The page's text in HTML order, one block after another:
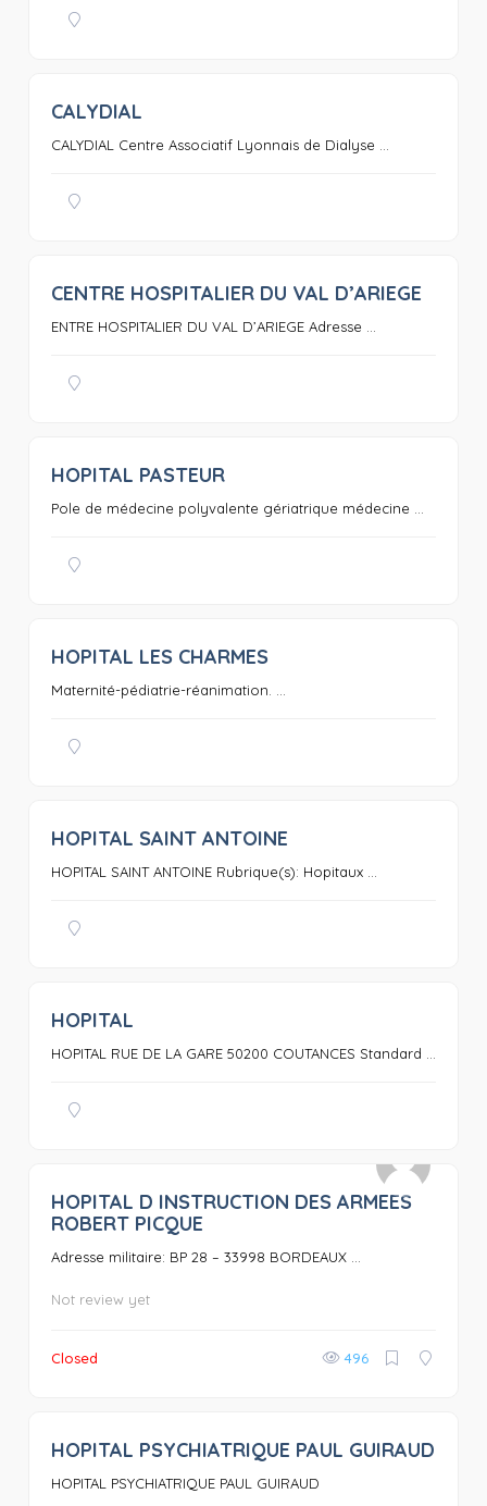
CALYDIAL
CALYDIAL Centre Associatif Lyonnais de Dialyse ...
0
CENTRE HOSPITALIER DU VAL D’ARIEGE
ENTRE HOSPITALIER DU VAL D’ARIEGE Adresse ...
HOPITAL PASTEUR
Pole de médecine polyvalente gériatrique médecine ...
HOPITAL LES CHARMES
Maternité-pédiatrie-réanimation. ...
HOPITAL SAINT ANTOINE
HOPITAL SAINT ANTOINE Rubrique(s): Hopitaux ...
HOPITAL
HOPITAL RUE DE LA GARE 50200 COUTANCES Standard ...
0
HOPITAL D INSTRUCTION DES ARMEES
ROBERT PICQUE
Adresse militaire: BP 28 – 33998 BORDEAUX ...
Not review yet
Closed 496
0
HOPITAL PSYCHIATRIQUE PAUL GUIRAUD
HOPITAL PSYCHIATRIQUE PAUL GUIRAUD